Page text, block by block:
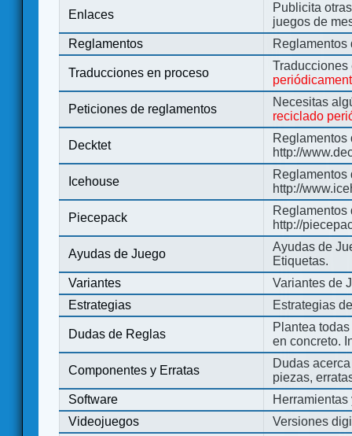
Enlaces
Publicita
juegos de
Reglamentos
Reglamentos
Traducciones en proceso
Peticiones de reglamentos
Necesitas
reciclado
Decktet
Reglamentos
http://
Icehouse
Reglamentos
http://
Piecepack
Reglamentos
http://
Ayudas de Juego
Ayudas de
Etiquetas.
Variantes
Variantes de
Estrategias
Estrategias
Dudas de Reglas
Plantea
en concreto.
Componentes y Erratas
Dudas
piezas,
Software
Videojuegos
Versiones